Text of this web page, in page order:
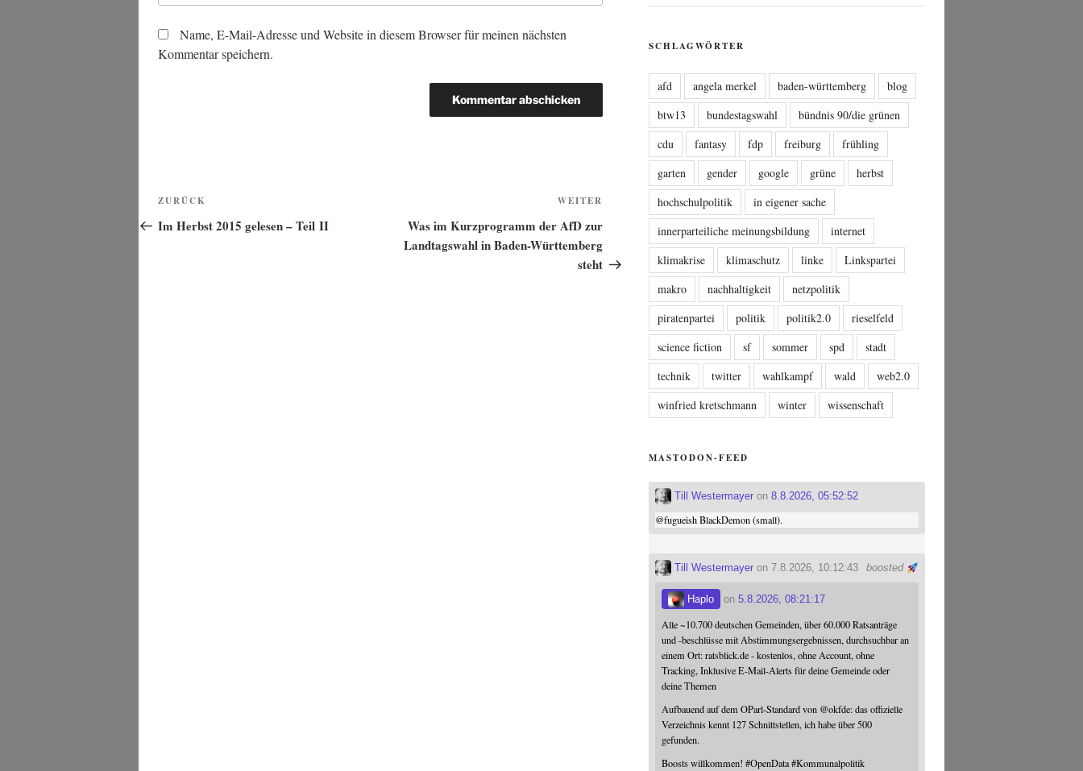
Name, E-Mail-Adresse und Website in diesem Browser für meinen nächsten
Kommentar speichern.
Beitragsnavigation
Vorheriger
Beitrag
ZURÜCK
Im Herbst 2015 gelesen – Teil II
Beitrag
WEITER
Was im Kurzprogramm der AfD zur
Landtagswahl in Baden-Württemberg
steht
SCHLAGWÖRTER
afd angela merkel baden-württemberg
blog
btw13
bundestagswahl
bündnis 90/die grünen
cdu
fantasy fdp freiburg
frühling
garten
gender google grüne
herbst
hochschulpolitik
in eigener sache
innerparteiliche meinungsbildung
internet
klimakrise
klimaschutz linke
Linkspartei
makro
nachhaltigkeit
netzpolitik
piratenpartei
politik politik2.0
rieselfeld
science fiction
sf sommer spd
stadt
technik
twitter wahlkampf wald
web2.0
winfried kretschmann
winter wissenschaft
MASTODON-FEED
Till Westermayer on8.8.2026, 05:52:52
@fugueishBlackDemon (small).
boosted
Till Westermayer on 7.8.2026, 10:12:43
Haplo on5.8.2026, 08:21:17
Alle ~10.700 deutschen Gemeinden, über 60.000 Ratsanträge
und -beschlüsse mit Abstimmungsergebnissen, durchsuchbar an
einem Ort: ratsblick.de - kostenlos, ohne Account, ohne
Tracking, Inklusive E-Mail-Alerts für deine Gemeinde oder
deine Themen
Aufbauend auf dem OParl-Standard von @okfde: das offizielle
Verzeichnis kennt 127 Schnittstellen, ich habe über 500
gefunden.
Boosts willkommen!#OpenData #Kommunalpolitik